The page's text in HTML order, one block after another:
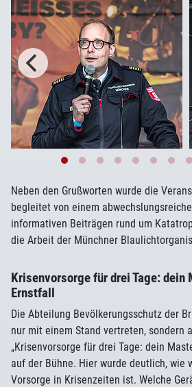
Neben den Grußworten wurde die
begleitet von einem
informativen Beiträgen rund um
die Arbeit der Münchner
Krisenvorsorge für drei Tage: dein
Ernstfall
Die Abteilung Bevölkerungsschutz der
nur mit einem Stand vertreten, sondern
„Krisenvorsorge für drei Tage: dein
auf der Bühne. Hier wurde deutlich, wie
Vorsorge in Krisenzeiten ist. Welche